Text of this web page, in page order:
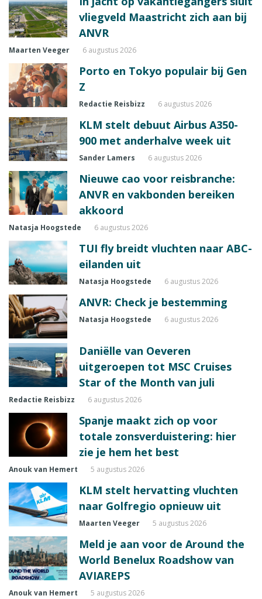
vliegveld Maastricht zich aan bij
ANVR
Maarten Veeger 6 augustus 2026
Porto en Tokyo populair bij Gen
Z
Redactie Reisbizz 6 augustus 2026
KLM stelt debuut Airbus A350-
900 met anderhalve week uit
Sander Lamers 6 augustus 2026
Nieuwe cao voor reisbranche:
ANVR en vakbonden bereiken
akkoord
Natasja Hoogstede 6 augustus 2026
TUI fly breidt vluchten naar ABC-
eilanden uit
Natasja Hoogstede 6 augustus 2026
ANVR: Check je bestemming
Natasja Hoogstede 6 augustus 2026
Daniëlle van Oeveren
uitgeroepen tot MSC Cruises
Star of the Month van juli
Redactie Reisbizz 6 augustus 2026
Spanje maakt zich op voor
totale zonsverduistering: hier
zie je hem het best
Anouk van Hemert 5 augustus 2026
KLM stelt hervatting vluchten
naar Golfregio opnieuw uit
Maarten Veeger 5 augustus 2026
Meld je aan voor de Around the
World Benelux Roadshow van
AVIAREPS
Anouk van Hemert 5 augustus 2026